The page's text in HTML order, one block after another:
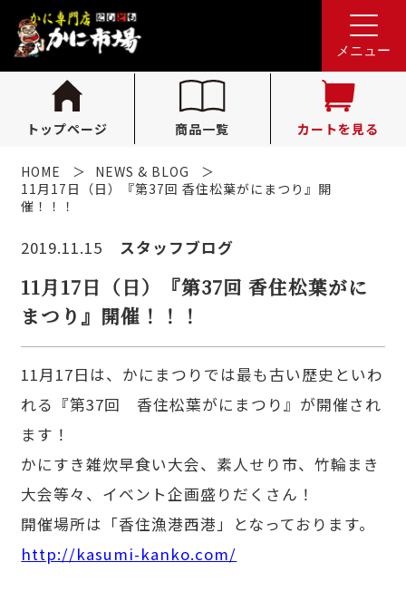
メニュー
トップページ 商品一覧 カートを見る
れんが亭へのお問い合わせ
tel.0796-36-1341
（受付時間 10:00〜16:00）
HOME
NEWS & BLOG
11月17日（日）『第37回 香住松葉がにまつり』開
催！！！
2019.11.15 スタッフブログ
11月17日（日）『第37回 香住松葉がに
まつり』開催！！！
11月17日は、かにまつりでは最も古い歴史といわ
れる『第37回 香住松葉がにまつり』が開催され
ます！
かにすき雑炊早食い大会、素人せり市、竹輪まき
大会等々、イベント企画盛りだくさん！
開催場所は「香住漁港西港」となっております。
http://kasumi-kanko.com/